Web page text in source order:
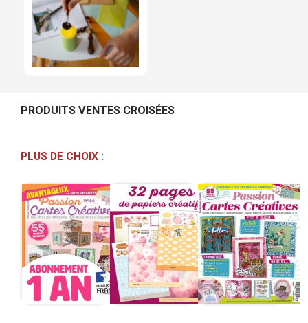
PRODUITS VENTES CROISÉES
PLUS DE CHOIX :